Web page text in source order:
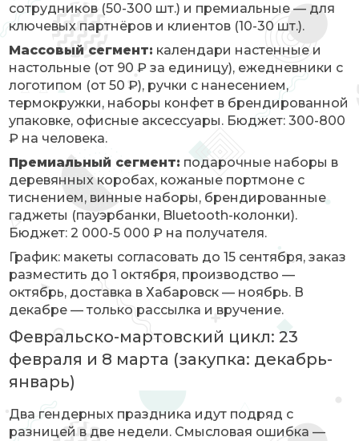
сотрудников (50-300 шт.) и премиальные — для
ключевых партнёров и клиентов (10-30 шт.).
Массовый сегмент: календари настенные и
настольные (от 90 ₽ за единицу), ежедневники с
логотипом (от 50 ₽), ручки с нанесением,
термокружки, наборы конфет в брендированной
упаковке, офисные аксессуары. Бюджет: 300-800
₽ на человека.
Премиальный сегмент: подарочные наборы в
деревянных коробах, кожаные портмоне с
тиснением, винные наборы, брендированные
гаджеты (пауэрбанки, Bluetooth-колонки).
Бюджет: 2 000-5 000 ₽ на получателя.
График: макеты согласовать до 15 сентября, заказ
разместить до 1 октября, производство —
октябрь, доставка в Хабаровск — ноябрь. В
декабре — только рассылка и вручение.
Февральско-мартовский цикл: 23
февраля и 8 марта (закупка: декабрь-
январь)
Два гендерных праздника идут подряд с
разницей в две недели. Смысловая ошибка —